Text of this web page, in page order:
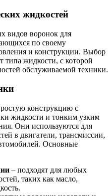
жидкостей
видов воронок для
по своему
и конструкции. Выбор
типа жидкости, с которой
обслуживаемой техники.
конструкцию с
жидкости и тонким узким
Они используются для
в двигатели, трансмиссии,
Основные
– подходят для любых
таких как масло,